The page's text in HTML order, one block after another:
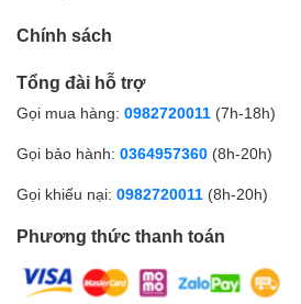
Chính sách
Tổng đài hỗ trợ
Gọi mua hàng: 0982720011 (7h-18h)
Gọi bảo hành: 0364957360 (8h-20h)
Gọi khiếu nại: 0982720011 (8h-20h)
Phương thức thanh toán